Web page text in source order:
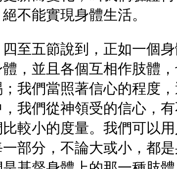
不能實現身體生活。
至五節說到，正如一個
，並且各個互相作肢體
我們當照著信心的程度
我們從神領受的信心，
較小的度量。我們可以
部分，不論大或小，都